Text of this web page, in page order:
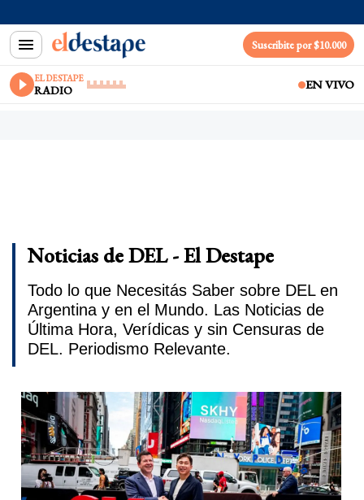
Suscribite por $10.000
EL DESTAPE
RADIO EN VIVO
Noticias de DEL - El Destape
Todo lo que Necesitás Saber sobre DEL en
Argentina y en el Mundo. Las Noticias de
Última Hora, Verídicas y sin Censuras de
DEL. Periodismo Relevante.